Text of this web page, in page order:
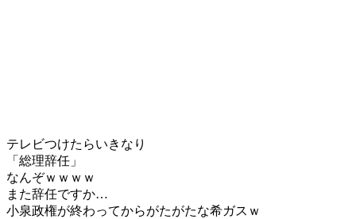
テレビつけたらいきなり
「総理辞任」
なんぞｗｗｗｗ
また辞任ですか…
小泉政権が終わってからがたがたな希ガスｗ